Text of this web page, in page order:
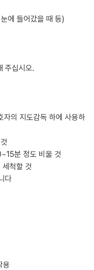
에 들어갔을 때 등)
주십시오.
자의 지도감독 하에 사용하
분 정도 비울 것
척할 것
다
용